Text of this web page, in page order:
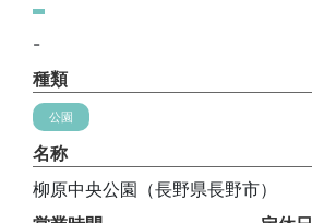
-
種類
公園
名称
柳原中央公園（長野県長野市）